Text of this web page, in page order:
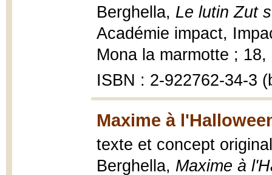
Berghella, Le lutin Zut
Académie impact,
Mona la marmotte ;
ISBN : 2-922762-34-3
Maxime à
texte et concept
Berghella, Maxime à